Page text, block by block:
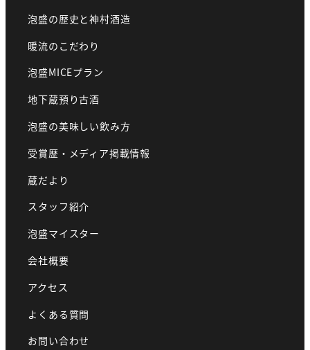
泡盛の歴史と神村酒造
暖流のこだわり
泡盛MICEプラン
地下蔵預り古酒
泡盛の美味しい飲み方
受賞歴・メディア掲載情報
蔵だより
スタッフ紹介
泡盛マイスター
会社概要
アクセス
よくある質問
お問い合わせ